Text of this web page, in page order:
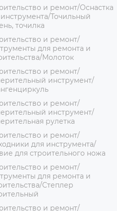
и ремонт/Оснастка
Точильный
точилка
и ремонт/
для ремонта и
Молоток
и ремонт/
инструмент/
и ремонт/
инструмент/
рулетка
и ремонт/
для инструмента/
для строительного ножа
и ремонт/
для ремонта и
Степлер
и ремонт/